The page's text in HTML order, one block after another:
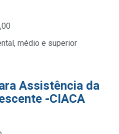
médio e superior
Assistência da
-CIACA